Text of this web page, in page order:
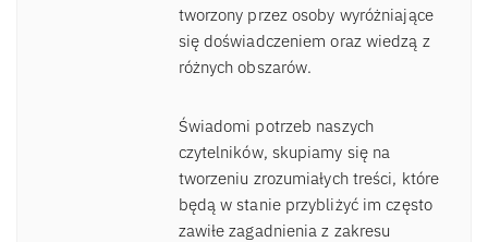
tworzony przez osoby wyróżniające
się doświadczeniem oraz wiedzą z
różnych obszarów.
Świadomi potrzeb naszych
czytelników, skupiamy się na
tworzeniu zrozumiałych treści, które
będą w stanie przybliżyć im często
zawiłe zagadnienia z zakresu